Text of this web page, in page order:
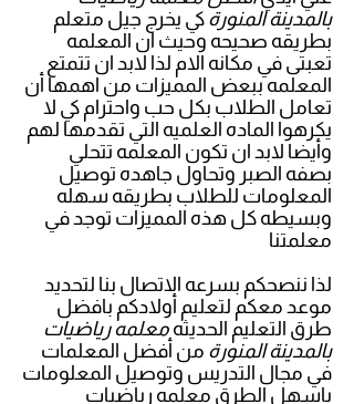
بالمدينة المنورة كي يخرج جيل متعلم
بطريقه صحيحه وحيث ان المعلمه
تعبتى في مكانه الام لذا لابد ان تتمتع
المعلمه ببعض المميزات من اهمها أن
تعامل الطلاب بكل حب واحترام كي لا
يكرهوا الماده العلميه التي تقدمها لهم
وأيضا لابد ان تكون المعلمه تتحلي
بصفه الصبر وتحاول جاهده توصيل
المعلومات للطلاب بطريقه سهله
وبسيطه كل هذه المميزات توجد في
معلمتنا
موعد معكم لتعليم أولادكم بافضل
طرق التعليم الحديثه معلمه رياضيات
بالمدينة المنورة من أفضل المعلمات
في مجال التدريس وتوصيل المعلومات
باسهل الطرق معلمه رياضيات